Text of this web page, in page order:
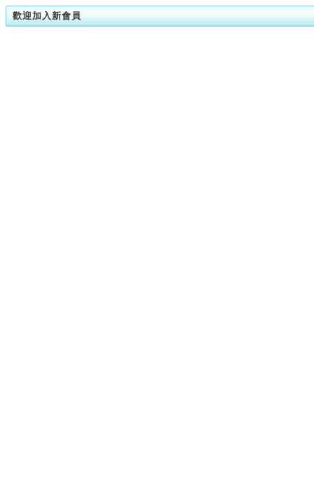
歡迎加入新會員